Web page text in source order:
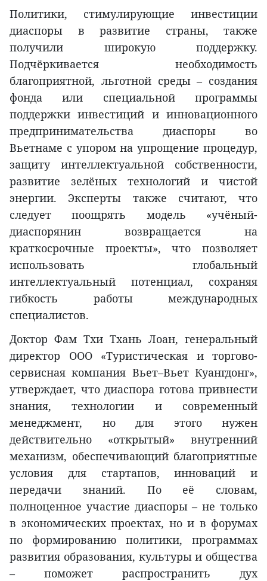
Политики, стимулирующие инвестиции
диаспоры в развитие страны, также
получили широкую поддержку.
Подчёркивается необходимость
благоприятной, льготной среды – создания
фонда или специальной программы
поддержки инвестиций и инновационного
предпринимательства диаспоры во
Вьетнаме с упором на упрощение процедур,
защиту интеллектуальной собственности,
развитие зелёных технологий и чистой
энергии. Эксперты также считают, что
следует поощрять модель «учёный-
диаспорянин возвращается на
краткосрочные проекты», что позволяет
использовать глобальный
интеллектуальный потенциал, сохраняя
гибкость работы международных
специалистов.
Доктор Фам Тхи Тхань Лоан, генеральный
директор ООО «Туристическая и торгово-
сервисная компания Вьет–Вьет Куангдонг»,
утверждает, что диаспора готова привнести
знания, технологии и современный
менеджмент, но для этого нужен
действительно «открытый» внутренний
механизм, обеспечивающий благоприятные
условия для стартапов, инноваций и
передачи знаний. По её словам,
полноценное участие диаспоры – не только
в экономических проектах, но и в форумах
по формированию политики, программах
развития образования, культуры и общества
– поможет распространить дух